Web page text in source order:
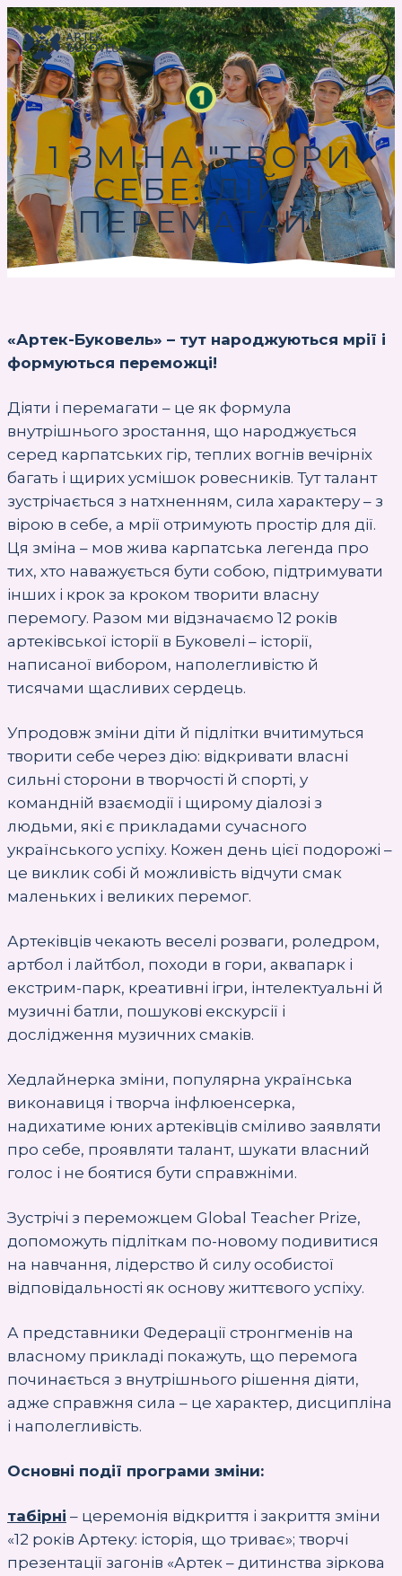
1 ЗМІНА "ТВОРИ
СЕБЕ: ДІЙ І
ПЕРЕМАГАЙ"
«Артек-Буковель» – тут народжуються мрії і
формуються переможці!
Діяти і перемагати – це як формула
внутрішнього зростання, що народжується
серед карпатських гір, теплих вогнів вечірніх
багать і щирих усмішок ровесників. Тут талант
зустрічається з натхненням, сила характеру – з
вірою в себе, а мрії отримують простір для дії.
Ця зміна – мов жива карпатська легенда про
тих, хто наважується бути собою, підтримувати
інших і крок за кроком творити власну
перемогу. Разом ми відзначаємо 12 років
артеківської історії в Буковелі – історії,
написаної вибором, наполегливістю й
тисячами щасливих сердець.
Упродовж зміни діти й підлітки вчитимуться
творити себе через дію: відкривати власні
сильні сторони в творчості й спорті, у
командній взаємодії і щирому діалозі з
людьми, які є прикладами сучасного
українського успіху. Кожен день цієї подорожі –
це виклик собі й можливість відчути смак
маленьких і великих перемог.
Артеківців чекають веселі розваги, роледром,
артбол і лайтбол, походи в гори, аквапарк і
екстрим-парк, креативні ігри, інтелектуальні й
музичні батли, пошукові екскурсії і
дослідження музичних смаків.
Хедлайнерка зміни, популярна українська
виконавиця і творча інфлюенсерка,
надихатиме юних артеківців сміливо заявляти
про себе, проявляти талант, шукати власний
голос і не боятися бути справжніми.
Зустрічі з переможцем Global Teacher Prize,
допоможуть підліткам по-новому подивитися
на навчання, лідерство й силу особистої
відповідальності як основу життєвого успіху.
А представники Федерації стронгменів на
власному прикладі покажуть, що перемога
починається з внутрішнього рішення діяти,
адже справжня сила – це характер, дисципліна
і наполегливість.
Основні події програми зміни:
табірні – церемонія відкриття і закриття зміни
«12 років Артеку: історія, що триває»; творчі
презентації загонів «Артек – дитинства зіркова